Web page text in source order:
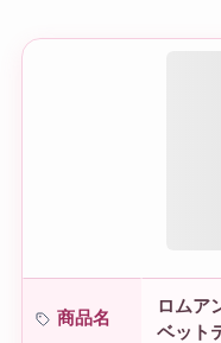
商品名
ロムア
ベット